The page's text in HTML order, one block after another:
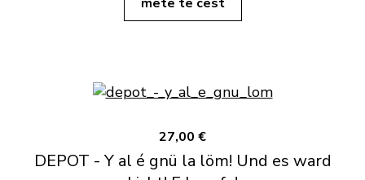
27,00 €
DEPOT - Y al é gnü la löm! Und es ward